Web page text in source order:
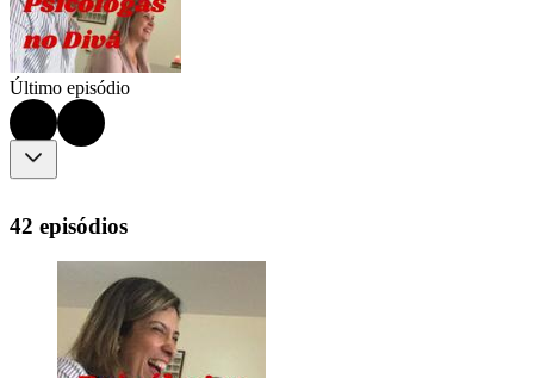
Último episódio
42 episódios